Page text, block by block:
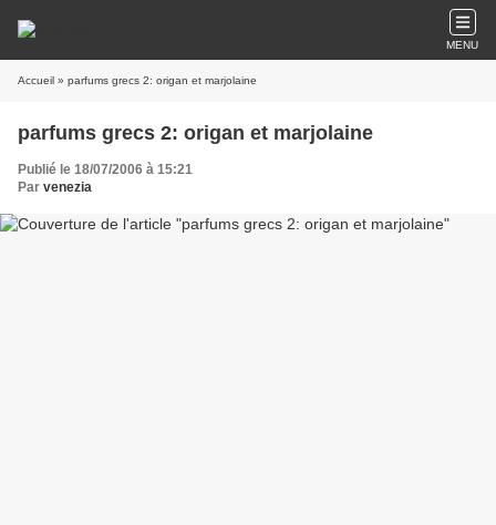
MENU
Accueil » parfums grecs 2: origan et marjolaine
parfums grecs 2: origan et marjolaine
Publié le 18/07/2006 à 15:21
Par venezia